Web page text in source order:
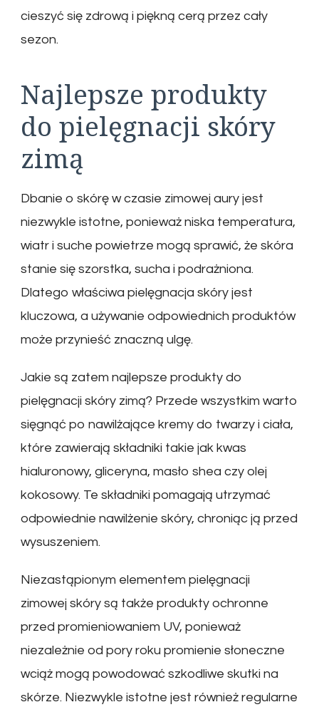
cieszyć się zdrową i piękną cerą przez cały
sezon.
Najlepsze produkty
do pielęgnacji skóry
zimą
Dbanie o skórę w czasie zimowej aury jest
niezwykle istotne, ponieważ niska temperatura,
wiatr i suche powietrze mogą sprawić, że skóra
stanie się szorstka, sucha i podrażniona.
Dlatego właściwa pielęgnacja skóry jest
kluczowa, a używanie odpowiednich produktów
może przynieść znaczną ulgę.
Jakie są zatem najlepsze produkty do
pielęgnacji skóry zimą? Przede wszystkim warto
sięgnąć po nawilżające kremy do twarzy i ciała,
które zawierają składniki takie jak kwas
hialuronowy, gliceryna, masło shea czy olej
kokosowy. Te składniki pomagają utrzymać
odpowiednie nawilżenie skóry, chroniąc ją przed
wysuszeniem.
Niezastąpionym elementem pielęgnacji
zimowej skóry są także produkty ochronne
przed promieniowaniem UV, ponieważ
niezależnie od pory roku promienie słoneczne
wciąż mogą powodować szkodliwe skutki na
skórze. Niezwykle istotne jest również regularne